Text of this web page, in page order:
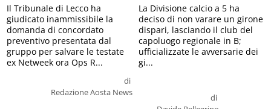
di
Redazione Aosta News
Il Tribunale di Lecco ha
giudicato inammissibile la
domanda di concordato
preventivo presentata dal
gruppo per salvare le testate
ex Netweek ora Ops R...
di
La Divisione calcio a 5 ha
deciso di non varare un girone
dispari, lasciando il club del
capoluogo regionale in B;
ufficializzate le avversarie dei
gi...